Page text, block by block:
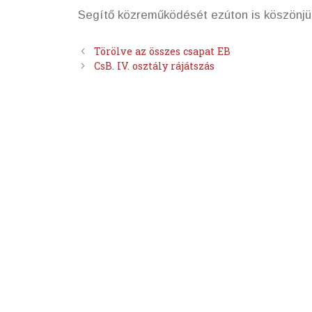
Segítő közreműködését ezúton is
Törölve az összes csapat EB
CsB. IV. osztály rájátszás